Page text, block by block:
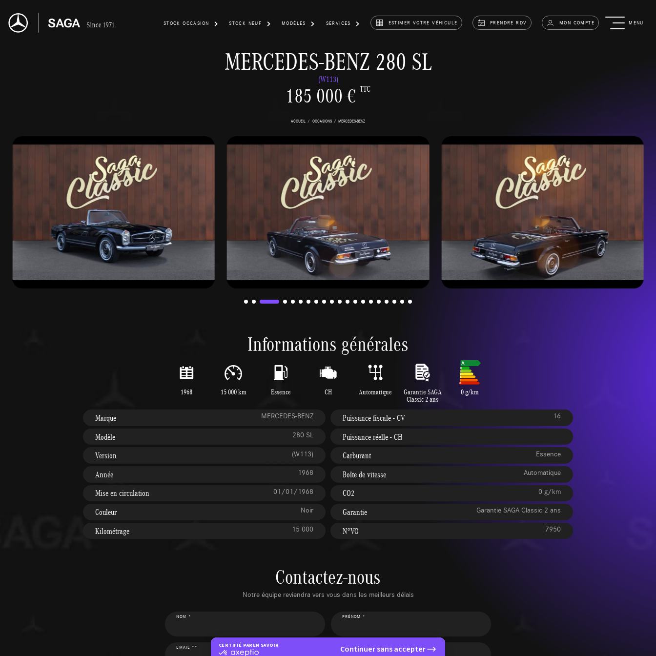
CERTIFIÉ PAR EN SAVOIR PLUS SUR
certifié
Continuer sans accepter
STOCK OCCASION STOCK NEUF MODÈLES SERVICES ESTIMER VOTRE VÉHICULE PRENDRE RDV MON COMPTE MENU
MERCEDES-BENZ 280 SL
(W113)
185 000 € TTC
ACCUEIL OCCASIONS MERCEDES-BENZ
Informations générales
1968 15 000 km Essence CH Automatique Garantie SAGA
Classic 2 ans
0 g/km
Marque MERCEDES-BENZ
Modèle 280 SL
Version (W113)
Année 1968
Mise en circulation 01/01/1968
Couleur Noir
Kilométrage 15 000
Puissance fiscale - CV 16
Puissance réelle - CH
Carburant
Essence
Boîte de vitesse Automatique
CO2 0 g/km
Garantie Garantie SAGA Classic 2 ans
N°VO 7950
Contactez-nous
Notre équipe reviendra vers vous dans les meilleurs délais
NOM * PRÉNOM *
EMAIL ** TÉLÉPHONE **